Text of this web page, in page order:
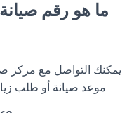
ما هو رقم
يمكنك التواصل مع مركز
موعد صيانة أو طلب